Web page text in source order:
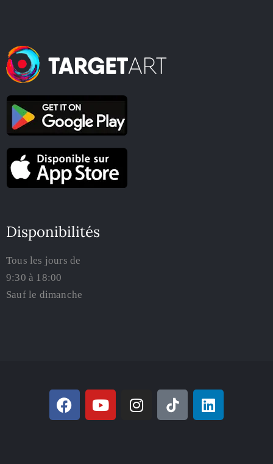
Disponibilités
Tous les jours de
9:30 à 18:00
Sauf le dimanche